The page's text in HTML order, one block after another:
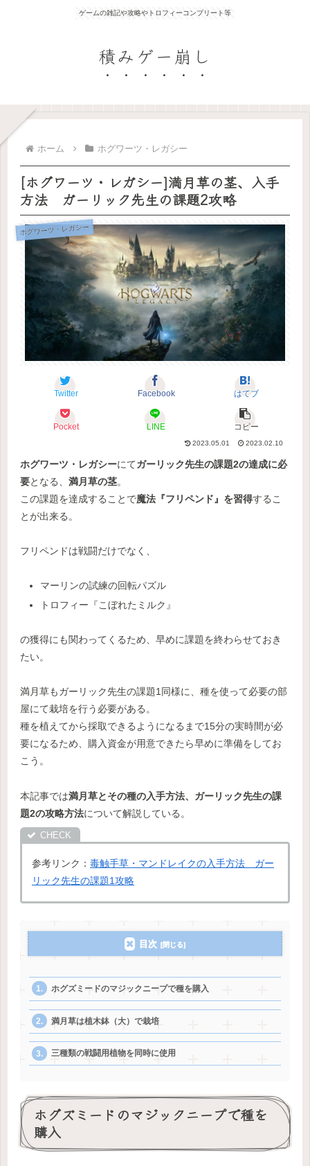
ゲームの雑記や攻略やトロフィーコンプリート等
積みゲー崩し
ホーム ホグワーツ・レガシー
[ホグワーツ・レガシー]満月草の茎、入手
方法 ガーリック先生の課題2攻略
ホグワーツ・レガシー
Twitter Facebook はてブ
Pocket LINE コピー
2023.05.01 2023.02.10
ホグワーツ・レガシーにてガーリック先生の課題2の達成に必
要となる、 満月草の茎。
この課題を達成することで魔法『フリペンド』を習得するこ
とが出来る。
フリペンドは戦闘だけでなく、
マーリンの試練の回転パズル
トロフィー『こぼれたミルク』
の獲得にも関わってくるため、早めに課題を終わらせておき
たい。
満月草もガーリック先生の課題1同様に、種を使って必要の部
屋にて栽培を行う必要がある。
種を植えてから採取できるようになるまで15分の実時間が必
要になるため、購入資金が用意できたら早めに準備をしてお
こう。
本記事では満月草とその種の入手方法、ガーリック先生の課
題2の攻略方法について解説している。
参考リンク： 毒触手草・マンドレイクの入手方法 ガー
リック先生の課題1攻略
目次
ホグズミードのマジックニープで種を購入
満月草は植木鉢（大）で栽培
三種類の戦闘用植物を同時に使用
ホグズミードのマジックニープで種を
購入